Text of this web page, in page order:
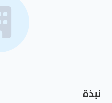
نبذة